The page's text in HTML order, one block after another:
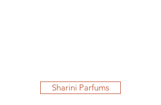
Sharini Parfums